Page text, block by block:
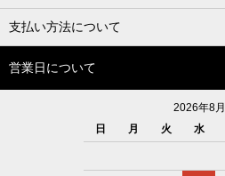
支払い方法について
営業日について
2026年8月
日
月 火 水